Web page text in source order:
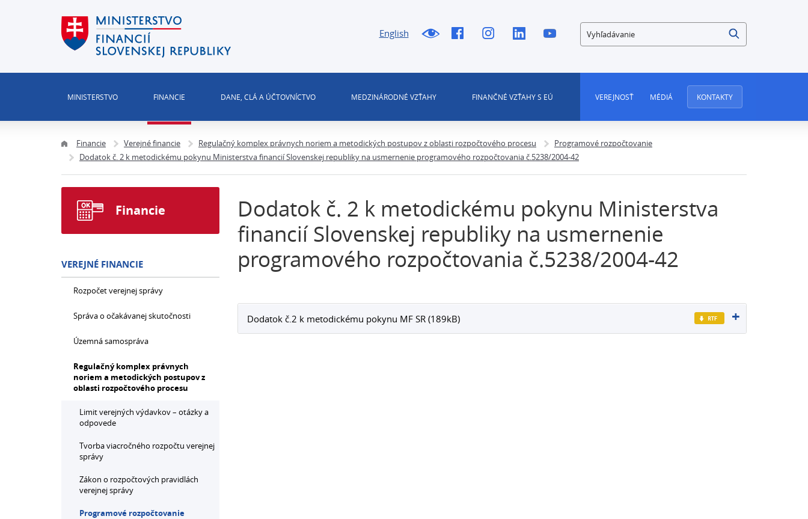
English Vyhľadávanie
MINISTERSTVO FINANCIE DANE, CLÁ A ÚČTOVNÍCTVO MEDZINÁRODNÉ VZŤAHY FINANČNÉ VZŤAHY S EÚ VEREJNOSŤ MÉDIÁ KONTAKTY
Financie Verejné financie Regulačný komplex právnych noriem a metodických postupov z oblasti rozpočtového procesu
Programové rozpočtovanie
Dodatok č. 2 k metodickému pokynu Ministerstva financií Slovenskej republiky na usmernenie programového rozpočtovania č.5238/2004-42
Dodatok č. 2 k metodickému pokynu Ministerstva
financií Slovenskej republiky na usmernenie
programového rozpočtovania č.5238/2004-42
Dodatok č.2 k metodickému pokynu MF SR (189kB)
Financie
VEREJNÉ FINANCIE
Rozpočet verejnej správy
Správa o očakávanej skutočnosti
Územná samospráva
Regulačný komplex právnych
noriem a metodických postupov z
oblasti rozpočtového procesu
Limit verejných výdavkov – otázky a
odpovede
Tvorba viacročného rozpočtu verejnej
správy
Zákon o rozpočtových pravidlách
verejnej správy
Programové rozpočtovanie